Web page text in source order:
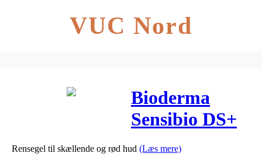
VUC Nord
Bioderma
Sensibio DS+
Cleansing Gel
Rensegel til skællende og rød hud (Læs mere)